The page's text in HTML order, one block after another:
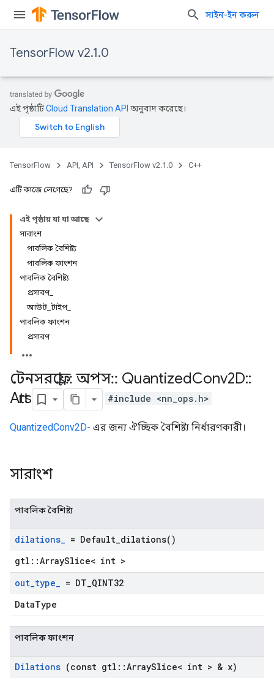
সাইন-ইন করুন
TensorFlow v2.1.0
এই পৃষ্ঠাটিCloud Translation API অনুবাদ করেছে।
TensorFlow API, API TensorFlow v2.1.0 C++
এটি কাজে লেগেছে?
এই পৃষ্ঠায় যা যা আছে
সারাংশ
পাবলিক বৈশিষ্ট্য
পাবলিক ফাংশন
পাবলিক বৈশিষ্ট্য
প্রসারণ_
আউট_টাইপ_
পাবলিক ফাংশন
প্রসারণ
টেনসরফ্লো:: অপস:: QuantizedConv2D::
Attrs
#include <nn_ops.h>
QuantizedConv2D- এর জন্য ঐচ্ছিক বৈশিষ্ট্য নির্ধারণকারী।
সারাংশ
পাবলিক বৈশিষ্ট্য
dilations_ = Default_dilations( )
gtl::ArraySlice< int >
out_type_ = DT QINT32
DataType
পাবলিক ফাংশন
Dilations (const gtl ::ArraySlice< int > & x)